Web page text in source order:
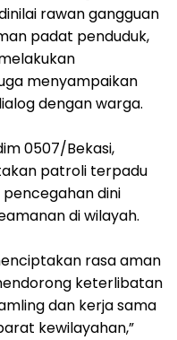
rawan gangguan
padat penduduk,
menyampaikan
dengan warga.
0507/Bekasi,
patroli terpadu
dini
di wilayah.
rasa aman
keterlibatan
dan kerja sama
kewilayahan,”